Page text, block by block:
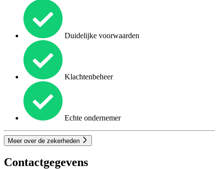
Duidelijke voorwaarden
Klachtenbeheer
Echte ondernemer
Meer over de zekerheden
Contactgegevens